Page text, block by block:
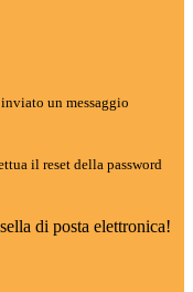
un messaggio
il reset della password
di posta elettronica!